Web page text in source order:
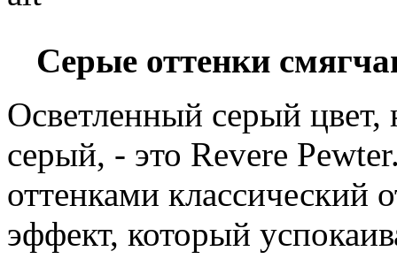
Серые оттенки
Осветленный серый
серый, - это Revere
оттенками классический
эффект, который